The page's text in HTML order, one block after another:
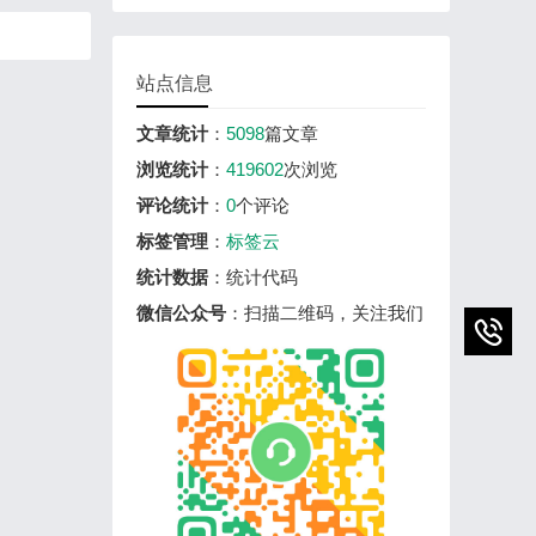
站点信息
文章统计： 5098篇文章
浏览统计： 419602次浏览
评论统计： 0个评论
标签管理 ： 标签云
统计数据 ：统计代码
微信公众号 ：扫描二维码，关注我们